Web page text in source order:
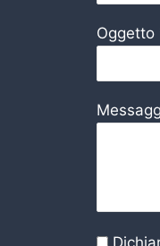
Oggetto